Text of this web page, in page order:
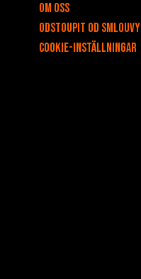
Om oss
Odstoupit od smlouvy
Cookie-inställningar